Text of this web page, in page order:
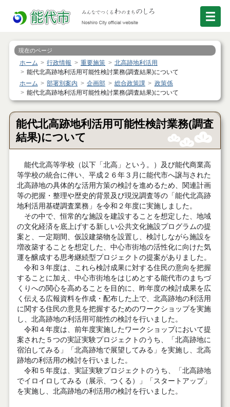
現在のページ
ホーム 行政情報 重要施策
北高跡地利活用
能代北高跡地利活用可能性検討業務(調査結果)について
ホーム
部署別案内 企画部 総合政策課
政策係
能代北高跡地利活用可能性検討業務(調査結果)について
能代北高跡地利活用可能性検討業務(調査
結果)について
能代北高等学校（以下「北高」という。）及び能代商業高
等学校の統合に伴い、平成２６年３月に能代市へ譲与された
北高跡地の具体的な活用方策の検討を進めるため、関連計画
等の把握・整理や歴史的背景及び現況調査等の「能代北高跡
地利活用基礎調査業務」を令和２年度に実施しました。
その中で、恒常的な施設を建設することを想定した、地域
の文化経済を底上げする新しい公共文化施設プログラムの提
案と、一定期間、仮設建築物を設置し、検討しながら施設を
増改築することを想定した、中心市街地の活性化に向けた気
運を醸成する思考継続型プロジェクトの提案がありました。
令和３年度は、これら検討成果に対する住民の意向を把握
することに加え、中心市街地をはじめとする能代市のまちづ
くりへの関心を高めることを目的に、昨年度の検討成果を広
く伝える広報資料を作成・配布した上で、北高跡地の利活用
に関する住民の意見を把握するためのワークショップを実施
し、北高跡地の利活用可能性の検討を行いました。
令和４年度は、前年度実施したワークショップにおいて提
案された５つの実証実験プロジェクトのうち、「北高跡地に
宿泊してみる」「北高跡地で展望してみる」を実施し、北高
跡地の利活用の検討を行いました。
令和５年度は、実証実験プロジェクトのうち、「北高跡地
でイロイロしてみる（展示、つくる）」「スタートアップ」
を実施し、北高跡地の利活用の検討を行いました。